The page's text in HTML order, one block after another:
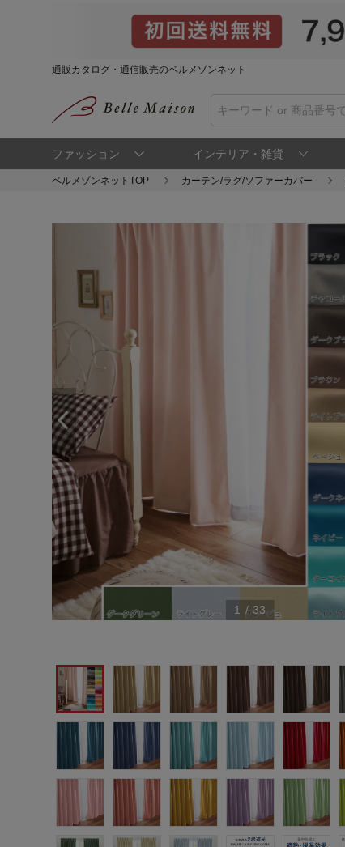
通販カタログ・通信販売のベルメゾンネット
ファッション インテリア・雑貨
ベルメゾンネットTOP カーテン/ラグ/ソファーカバー
1 / 33